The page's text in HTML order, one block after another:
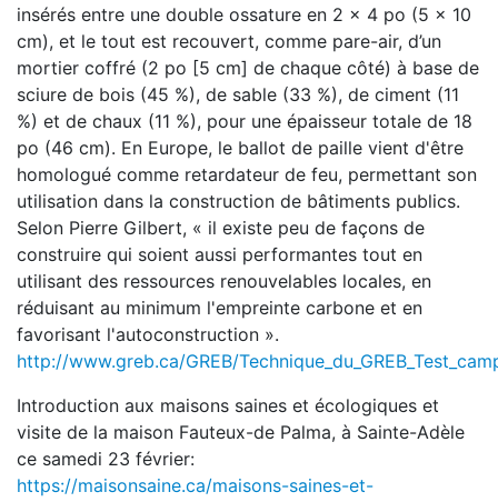
insérés entre une double ossature en 2 x 4 po (5 x 10
cm), et le tout est recouvert, comme pare-air, d’un
mortier coffré (2 po [5 cm] de chaque côté) à base de
sciure de bois (45 %), de sable (33 %), de ciment (11
%) et de chaux (11 %), pour une épaisseur totale de 18
po (46 cm). En Europe, le ballot de paille vient d'être
homologué comme retardateur de feu, permettant son
utilisation dans la construction de bâtiments publics.
Selon Pierre Gilbert, « il existe peu de façons de
construire qui soient aussi performantes tout en
utilisant des ressources renouvelables locales, en
réduisant au minimum l'empreinte carbone et en
favorisant l'autoconstruction ».
http://www.greb.ca/GREB/
Introduction aux maisons saines et écologiques et
visite de la maison Fauteux-de Palma, à Sainte-Adèle
ce samedi 23 février:
https://maisonsaine.ca/maisons-saines-et-